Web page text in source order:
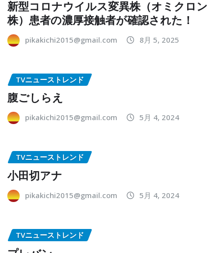
新型コロナウイルス変異株（オミクロン
株）患者の濃厚接触者が確認された！
pikakichi2015@gmail.com 8月 5, 2025
TVニューストレンド
腹ごしらえ
pikakichi2015@gmail.com 5月 4, 2024
TVニューストレンド
小田切アナ
pikakichi2015@gmail.com 5月 4, 2024
TVニューストレンド